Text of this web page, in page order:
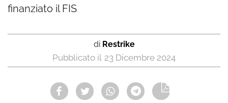
finanziato il FIS
di Restrike
23 Dicembre 2024